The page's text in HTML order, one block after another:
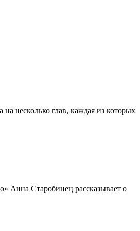
несколько глав, каждая из которых
Анна Старобинец рассказывает о